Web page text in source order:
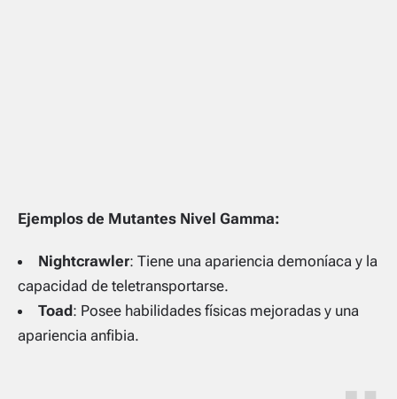
Ejemplos de Mutantes Nivel Gamma:
Nightcrawler: Tiene una apariencia demoníaca y la
capacidad de teletransportarse.
Toad: Posee habilidades físicas mejoradas y una
apariencia anfibia.